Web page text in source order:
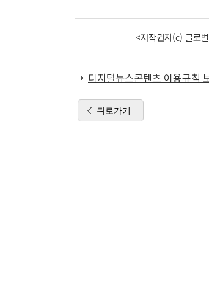
<저작권자(c) 글로
디지털뉴스콘텐츠 이용규칙
뒤로가기